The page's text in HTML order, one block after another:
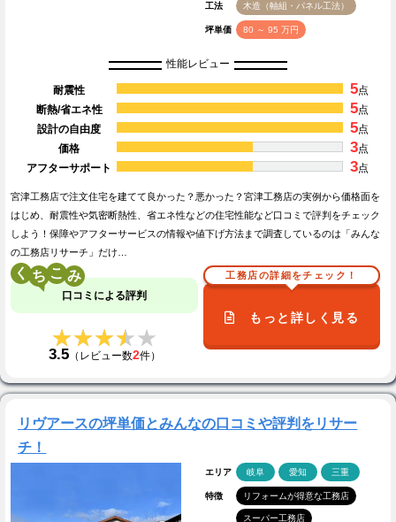
工法 木造（軸組・パネル工法）
坪単価 80 ～ 95 万円
性能レビュー
耐震性 5点
断熱/省エネ性
5点
設計の自由度
5点
価格
3点
アフターサポート
3点
宮津工務店で注文住宅を建てて良かった？悪かった？宮津工務店の実例から価格面を
はじめ、耐震性や気密断熱性、省エネ性などの住宅性能など口コミで評判をチェック
しよう！保障やアフターサービスの情報や値下げ方法まで調査しているのは「みんな
の工務店リサーチ」だけ…
く こ
口コミによる評判
★★★★★
★★★★★
3.5（レビュー数2件）
工務店の詳細をチェック！
もっと詳しく見る
リヴアースの坪単価とみんなの口コミや評判をリサー
チ！
エリア 岐阜 愛知 三重
特徴 リフォームが得意な工務店
スーパー工務店